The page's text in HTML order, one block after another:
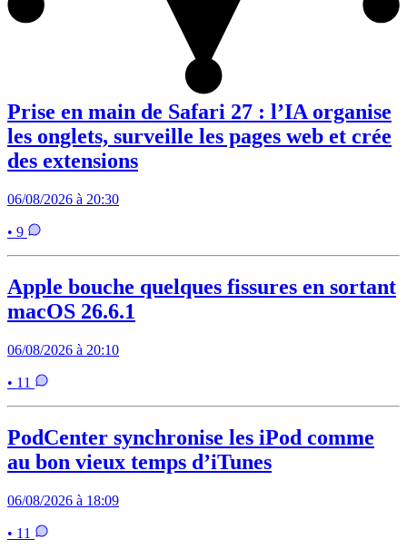
Prise en main de Safari 27 : l’IA organise
les onglets, surveille les pages web et crée
des extensions
06/08/2026 à 20:30
• 9
Apple bouche quelques fissures en sortant
macOS 26.6.1
06/08/2026 à 20:10
• 11
PodCenter synchronise les iPod comme
au bon vieux temps d’iTunes
06/08/2026 à 18:09
• 11